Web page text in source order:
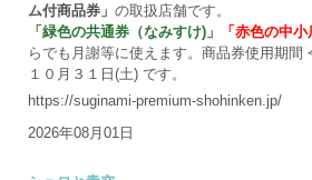
ム付商品券」 の取扱店舗です。
「緑色の共通券（なみすけ)」
「赤色の中
らでも月謝等に使えます。商品券使用期間
１０月３１日(土) です。
https://suginami-premium-shohinken.jp/
2026年08月01日